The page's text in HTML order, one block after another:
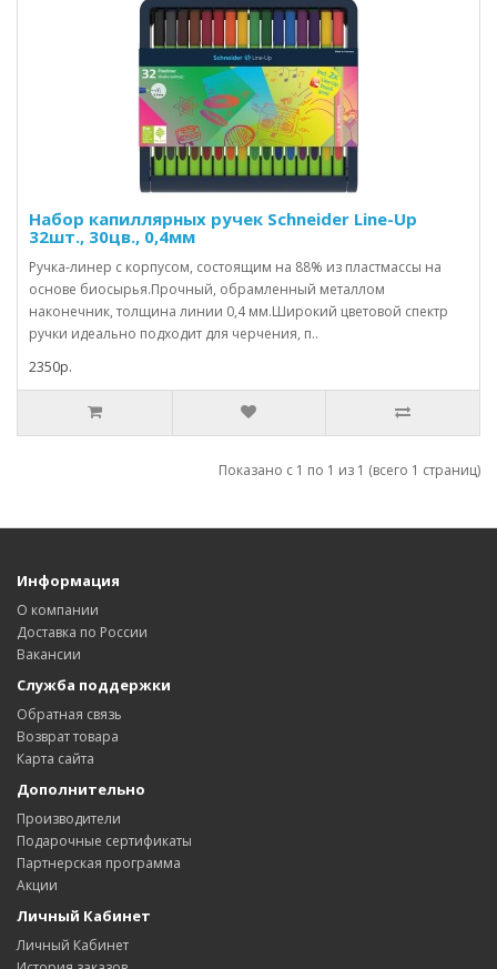
Набор капиллярных ручек Schneider Line-Up
32шт., 30цв., 0,4мм
Ручка-линер с корпусом, состоящим на 88% из пластмассы на
основе биосырья.Прочный, обрамленный металлом
наконечник, толщина линии 0,4 мм.Широкий цветовой спектр
ручки идеально подходит для черчения, п..
2350р.
Показано с 1 по 1 из 1 (всего 1 страниц)
Информация
О компании
Доставка по России
Вакансии
Служба поддержки
Обратная связь
Возврат товара
Карта сайта
Дополнительно
Производители
Подарочные сертификаты
Партнерская программа
Акции
Личный Кабинет
Личный Кабинет